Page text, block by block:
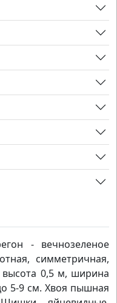
- вечнозеленое
симметричная,
0,5 м, ширина
5-9 см. Хвоя пышная